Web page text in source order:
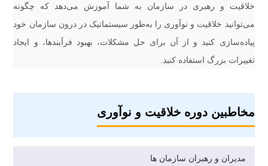
خلاقیت و رهبری در سازمان به شما آموزش می‌دهد که چگونه
می‌توانید خلاقیت و نوآوری را به‌طور سیستماتیک در درون سازمان خود
پیاده‌سازی کنید و از آن برای حل مشکلات، بهبود فرآیندها، و ایجاد
تغییرات بزرگ استفاده کنید.
مخاطبین دوره خلاقیت و نوآوری
مدیران و رهبران سازمان ها